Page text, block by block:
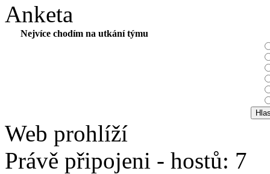
Anketa
Nejvíce chodím na utkání týmu
Web prohlíží
Právě připojeni - hostů: 7